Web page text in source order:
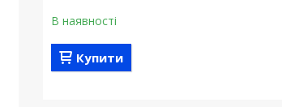
В наявності
Купити